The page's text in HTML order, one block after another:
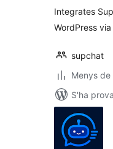
Integrates
WordPress
supchat
Menys de
S'ha